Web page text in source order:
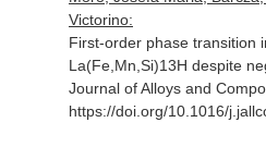
Victorino:
First-order phase transition
La(Fe,Mn,Si)13H despite
Journal of Alloys and
https://doi.org/10.1016/